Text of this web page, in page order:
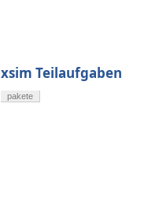
xsim Teilaufgaben
pakete